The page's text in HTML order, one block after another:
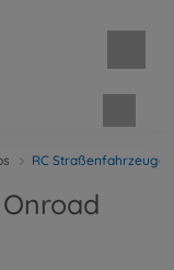
RC Straßenfahrzeuge